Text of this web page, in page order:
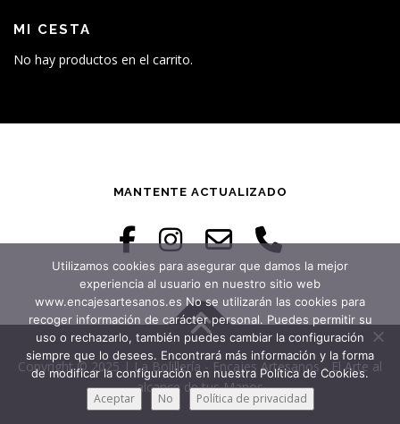
MI CESTA
No hay productos en el carrito.
MANTENTE ACTUALIZADO
Copyright © 2025 | La Bolillería - Encajes Artesanos - El Arte al
alcance de tus Manos
Utilizamos cookies para asegurar que damos la mejor
experiencia al usuario en nuestro sitio web
www.encajesartesanos.es No se utilizarán las cookies para
recoger información de carácter personal. Puedes permitir su
uso o rechazarlo, también puedes cambiar la configuración
siempre que lo desees. Encontrará más información y la forma
de modificar la configuración en nuestra Política de Cookies.
Aceptar No Política de privacidad